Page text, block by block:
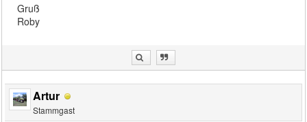
Gruß
Roby
Artur
Stammgast